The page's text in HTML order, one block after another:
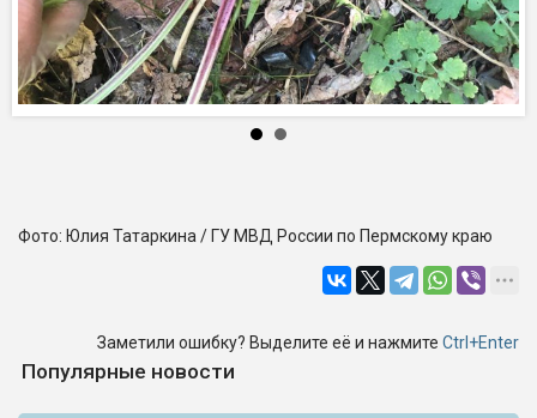
Фото: Юлия Татаркина / ГУ МВД России по Пермскому краю
Заметили ошибку? Выделите её и нажмите Ctrl+Enter
Популярные новости